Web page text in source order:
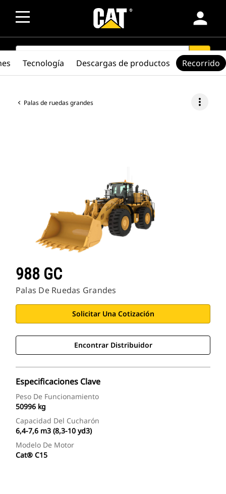
person
SEARCH search
Palas de ruedas grandes more_vert
988 GC
Palas De Ruedas Grandes
Solicitar Una Cotización
Encontrar Distribuidor
Especificaciones Clave
Peso De Funcionamiento
50996 kg
Capacidad Del Cucharón
6,4-7,6 m3 (8,3-10 yd3)
Modelo De Motor
Cat® C15
Tecnología Descargas de productos Recorrido